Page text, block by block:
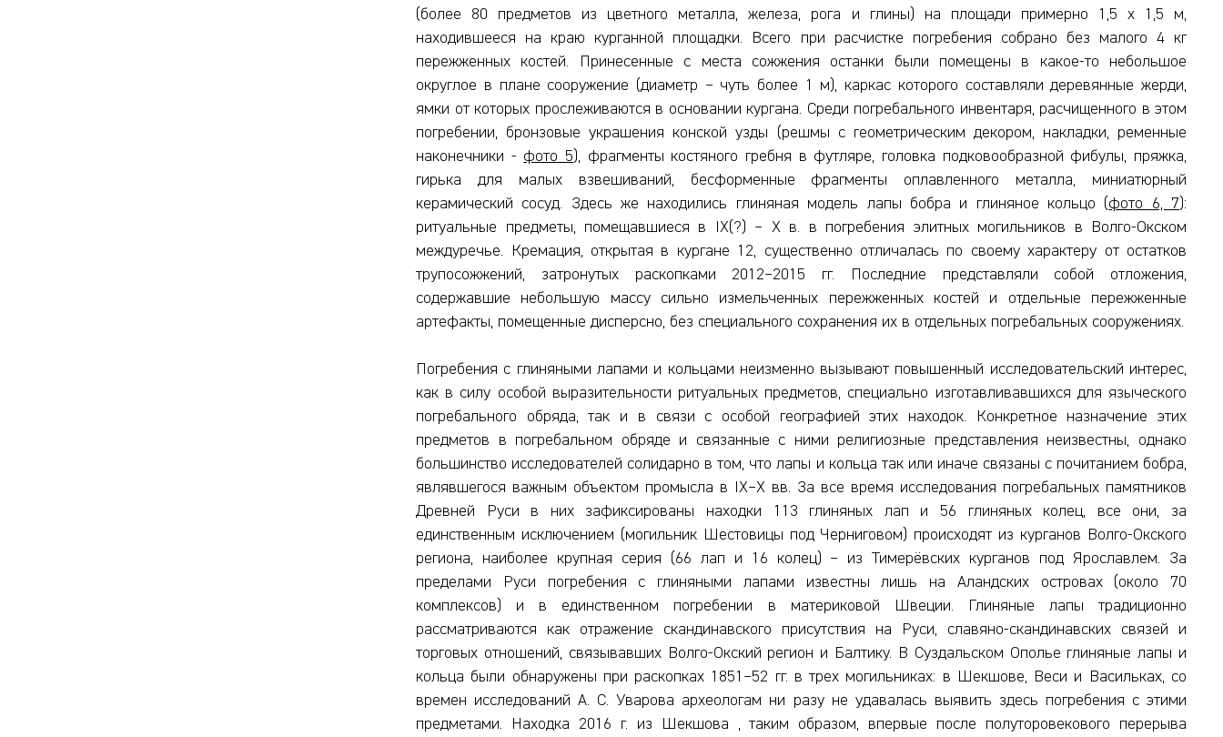
(более 80 предметов из цветного металла, железа, рога и глины) на площади примерно 1,5 х 1,5 м,
находившееся на краю курганной площадки. Всего при расчистке погребения собрано без малого 4 кг
пережженных костей. Принесенные с места сожжения останки были помещены в какое-то небольшое
округлое в плане сооружение (диаметр – чуть более 1 м), каркас которого составляли деревянные жерди,
ямки от которых прослеживаются в основании кургана. Среди погребального инвентаря, расчищенного в этом
погребении, бронзовые украшения конской узды (решмы с геометрическим декором, накладки, ременные
наконечники - фото 5), фрагменты костяного гребня в футляре, головка подковообразной фибулы, пряжка,
гирька для малых взвешиваний, бесформенные фрагменты оплавленного металла, миниатюрный
керамический сосуд. Здесь же находились глиняная модель лапы бобра и глиняное кольцо (фото 6, 7):
ритуальные предметы, помещавшиеся в IX(?) – X в. в погребения элитных могильников в Волго-Окском
междуречье. Кремация, открытая в кургане 12, существенно отличалась по своему характеру от остатков
трупосожжений, затронутых раскопками 2012–2015 гг. Последние представляли собой отложения,
содержавшие небольшую массу сильно измельченных пережженных костей и отдельные пережженные
артефакты, помещенные дисперсно, без специального сохранения их в отдельных погребальных сооружениях.
Погребения с глиняными лапами и кольцами неизменно вызывают повышенный исследовательский интерес,
как в силу особой выразительности ритуальных предметов, специально изготавливавшихся для языческого
погребального обряда, так и в связи с особой географией этих находок. Конкретное назначение этих
предметов в погребальном обряде и связанные с ними религиозные представления неизвестны, однако
большинство исследователей солидарно в том, что лапы и кольца так или иначе связаны с почитанием бобра,
являвшегося важным объектом промысла в IX–X вв. За все время исследования погребальных памятников
Древней Руси в них зафиксированы находки 113 глиняных лап и 56 глиняных колец, все они, за
единственным исключением (могильник Шестовицы под Черниговом) происходят из курганов Волго-Окского
региона, наиболее крупная серия (66 лап и 16 колец) – из Тимерёвских курганов под Ярославлем. За
пределами Руси погребения с глиняными лапами известны лишь на Аландских островах (около 70
комплексов) и в единственном погребении в материковой Швеции. Глиняные лапы традиционно
рассматриваются как отражение скандинавского присутствия на Руси, славяно-скандинавских связей и
торговых отношений, связывавших Волго-Окский регион и Балтику. В Суздальском Ополье глиняные лапы и
кольца были обнаружены при раскопках 1851–52 гг. в трех могильниках: в Шекшове, Веси и Васильках, со
времен исследований А. С. Уварова археологам ни разу не удавалась выявить здесь погребения с этими
предметами. Находка 2016 г. из Шекшова , таким образом, впервые после полуторовекового перерыва